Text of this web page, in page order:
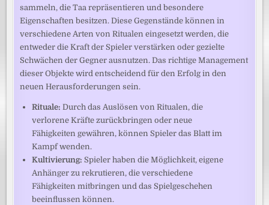
sammeln, die Taa repräsentieren und besondere
Eigenschaften besitzen. Diese Gegenstände können in
verschiedene Arten von Ritualen eingesetzt werden, die
entweder die Kraft der Spieler verstärken oder gezielte
Schwächen der Gegner ausnutzen. Das richtige Management
dieser Objekte wird entscheidend für den Erfolg in den
neuen Herausforderungen sein.
Rituale: Durch das Auslösen von Ritualen, die
verlorene Kräfte zurückbringen oder neue
Fähigkeiten gewähren, können Spieler das Blatt im
Kampf wenden.
Kultivierung: Spieler haben die Möglichkeit, eigene
Anhänger zu rekrutieren, die verschiedene
Fähigkeiten mitbringen und das Spielgeschehen
beeinflussen können.